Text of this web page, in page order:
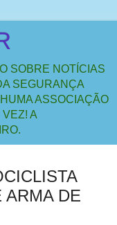
SOBRE NOTÍCIAS
SEGURANÇA
ASSOCIAÇÃO
VEZ! A
ARMA DE